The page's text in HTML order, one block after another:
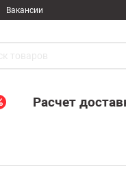
Вакансии
Расчет